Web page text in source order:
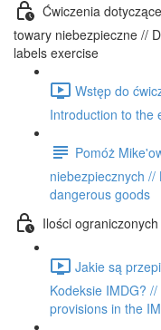
Ćwiczenia
towary niebezpieczne //
labels exercise
Wstęp do
Introduction to the
Pomóż
niebezpiecznych
dangerous goods
Ilości
Jakie są
Kodeksie IMDG?
provisions in the